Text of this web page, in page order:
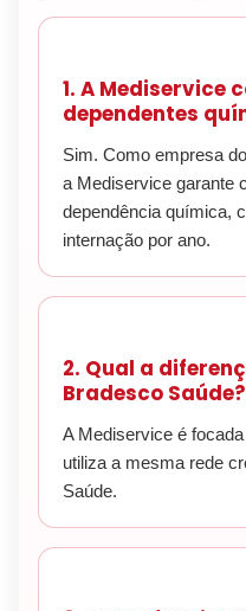
1. A Mediservice
dependentes
Sim. Como empresa
a Mediservice garante
dependência química,
internação por ano.
2. Qual a
Bradesco Saúde?
A Mediservice é
utiliza a mesma rede
Saúde.